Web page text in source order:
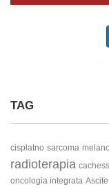
TAG
cisplatno sarcoma
radioterapia
oncologia integrata